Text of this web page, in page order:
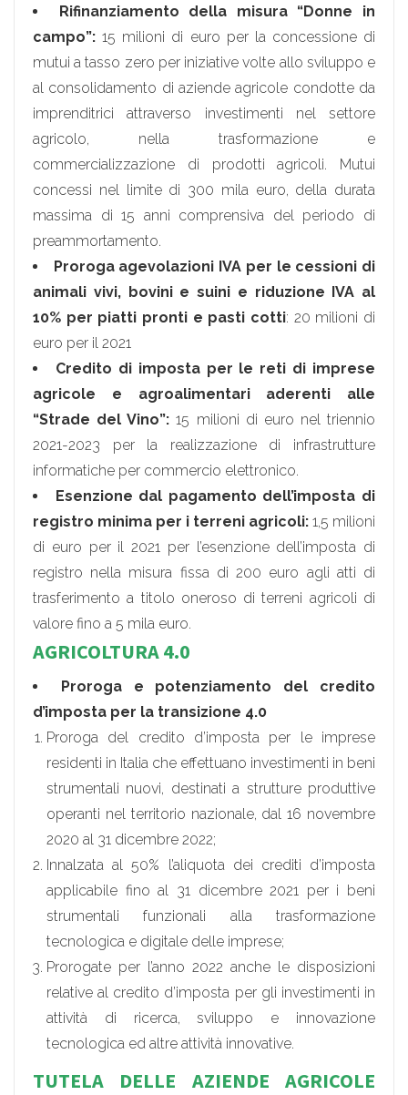
Rifinanziamento della misura “Donne in
campo”: 15 milioni di euro per la concessione di
mutui a tasso zero per iniziative volte allo sviluppo e
al consolidamento di aziende agricole condotte da
imprenditrici attraverso investimenti nel settore
agricolo, nella trasformazione e
commercializzazione di prodotti agricoli. Mutui
concessi nel limite di 300 mila euro, della durata
massima di 15 anni comprensiva del periodo di
preammortamento.
Proroga agevolazioni IVA per le cessioni di
animali vivi, bovini e suini e riduzione IVA al
10% per piatti pronti e pasti cotti: 20 milioni di
euro per il 2021
Credito di imposta per le reti di imprese
agricole e agroalimentari aderenti alle
“Strade del Vino”:15 milioni di euro nel triennio
2021-2023 per la realizzazione di infrastrutture
informatiche per commercio elettronico.
Esenzione dal pagamento dell’imposta di
registro minima per i terreni agricoli: 1,5 milioni
di euro per il 2021 per l’esenzione dell’imposta di
registro nella misura fissa di 200 euro agli atti di
trasferimento a titolo oneroso di terreni agricoli di
valore fino a 5 mila euro.
AGRICOLTURA 4.0
Proroga e potenziamento del credito
d’imposta per la transizione 4.0
Proroga del credito d’imposta per le imprese
residenti in Italia che effettuano investimenti in beni
strumentali nuovi, destinati a strutture produttive
operanti nel territorio nazionale, dal 16 novembre
2020 al 31 dicembre 2022;
Innalzata al 50% l’aliquota dei crediti d’imposta
applicabile fino al 31 dicembre 2021 per i beni
strumentali funzionali alla trasformazione
tecnologica e digitale delle imprese;
Prorogate per l’anno 2022 anche le disposizioni
relative al credito d’imposta per gli investimenti in
attività di ricerca, sviluppo e innovazione
tecnologica ed altre attività innovative.
TUTELA DELLE AZIENDE AGRICOLE